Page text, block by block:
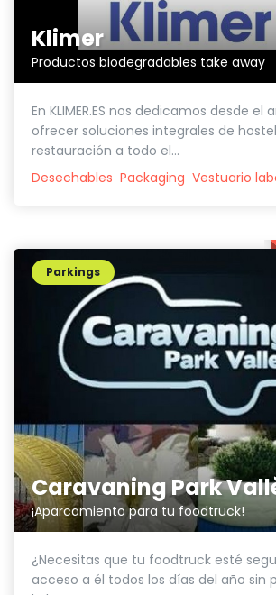
Klimer
Productos biodegradables take away
En KLIMER.ES nos dedicamos desde el
ofrecer soluciones integrales de
restauración a todo el...
Desechables Packaging Vestuario
Caravaning Park
¡Aparcamiento para tu foodtruck!
Parkings
¿Necesitas que tu foodtruck esté
acceso a él todos los días del año sin